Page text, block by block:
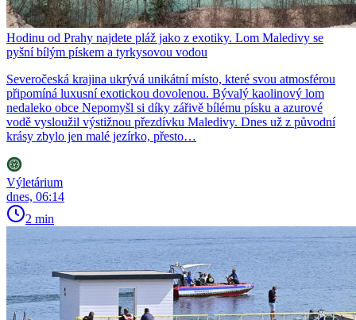
Hodinu od Prahy najdete pláž jako z exotiky. Lom Maledivy se
pyšní bílým pískem a tyrkysovou vodou
Severočeská krajina ukrývá unikátní místo, které svou atmosférou
připomíná luxusní exotickou dovolenou. Bývalý kaolinový lom
nedaleko obce Nepomyšl si díky zářivě bílému písku a azurové
vodě vysloužil výstižnou přezdívku Maledivy. Dnes už z původní
krásy zbylo jen malé jezírko, přesto…
Výletárium
dnes, 06:14
2 min